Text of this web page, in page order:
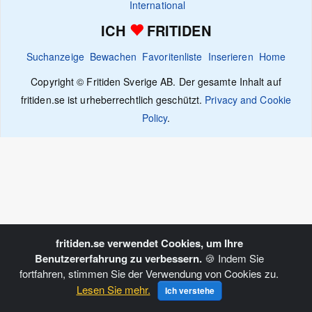
International
ICH FRITIDEN
Suchanzeige Bewachen Favoritenliste Inserieren Home
Copyright © Fritiden Sverige AB. Der gesamte Inhalt auf
fritiden.se ist urheberrechtlich geschützt. Privacy and Cookie
Policy.
fritiden.se verwendet Cookies, um Ihre
Benutzererfahrung zu verbessern.🍪 Indem Sie
fortfahren, stimmen Sie der Verwendung von Cookies zu.
Lesen Sie mehr.
Ich verstehe